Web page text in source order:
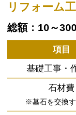
リフォーム
総額：10～
項目
基礎工事・
石材費
※墓石を交換